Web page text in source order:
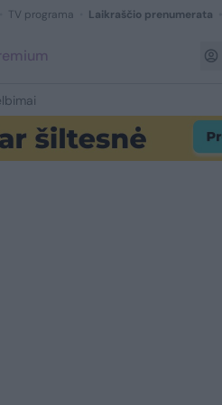
TV programa Laikraščio prenumerata